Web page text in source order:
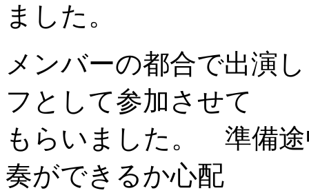
ました。
メンバーの都合で出演
フとして参加させて
もらいました。 準備
奏ができるか心配